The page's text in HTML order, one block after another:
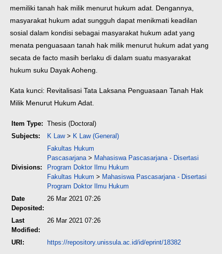
memiliki tanah hak milik menurut hukum adat. Dengannya,
masyarakat hukum adat sungguh dapat menikmati keadilan
sosial dalam kondisi sebagai masyarakat hukum adat yang
menata penguasaan tanah hak milik menurut hukum adat yang
secata de facto masih berlaku di dalam suatu masyarakat
hukum suku Dayak Aoheng.
Kata kunci: Revitalisasi Tata Laksana Penguasaan Tanah Hak
Milik Menurut Hukum Adat.
Item Type: Thesis (Doctoral)
Subjects:
K Law> K Law (General)
Divisions:
Fakultas Hukum
Pascasarjana > Mahasiswa Pascasarjana - Disertasi
Program Doktor Ilmu Hukum
Fakultas Hukum > Mahasiswa Pascasarjana - Disertasi
Program Doktor Ilmu Hukum
Date
Deposited:
26 Mar 2021 07:26
Last
Modified:
26 Mar 2021 07:26
URI: https://repository.unissula.ac.id/id/eprint/18382